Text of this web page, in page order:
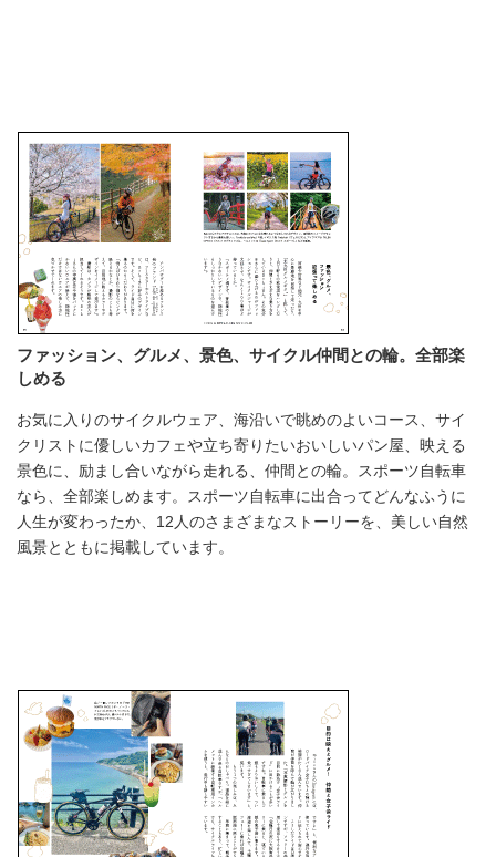
ファッション、グルメ、景色、サイクル仲間との輪。全部楽
しめる
お気に入りのサイクルウェア、海沿いで眺めのよいコース、サイ
クリストに優しいカフェや立ち寄りたいおいしいパン屋、映える
景色に、励まし合いながら走れる、仲間との輪。スポーツ自転車
なら、全部楽しめます。スポーツ自転車に出合ってどんなふうに
人生が変わったか、12人のさまざまなストーリーを、美しい自然
風景とともに掲載しています。